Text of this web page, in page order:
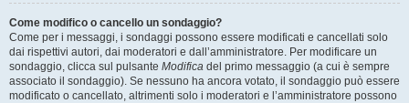
Come modifico o cancello un sondaggio?
Come per i messaggi, i sondaggi possono essere modificati e cancellati solo
dai rispettivi autori, dai moderatori e dall’amministratore. Per modificare un
sondaggio, clicca sul pulsante Modifica del primo messaggio (a cui è sempre
associato il sondaggio). Se nessuno ha ancora votato, il sondaggio può essere
modificato o cancellato, altrimenti solo i moderatori e l’amministratore possono